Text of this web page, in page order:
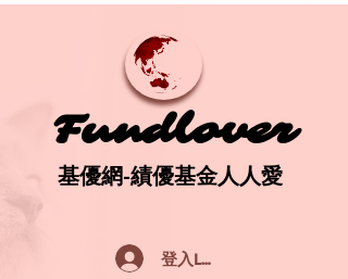
Fundlover
Fundlover
基優網-績優基金人人愛
基優網-績優基金人人愛
登入Log In